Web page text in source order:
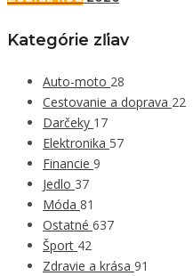
Kategórie zľiav
Auto-moto 28
Cestovanie a doprava 22
Darčeky 17
Elektronika 57
Financie 9
Jedlo 37
Móda 81
Ostatné 637
Šport 42
Zdravie a krása 91